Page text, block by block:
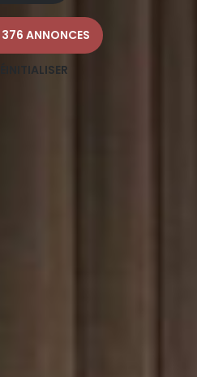
376 ANNONCES
RÉINITIALISER